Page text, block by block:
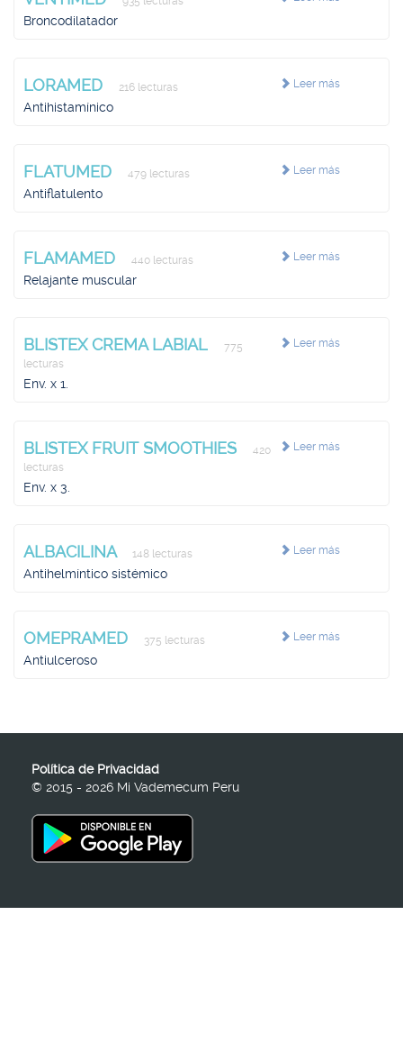
Broncodilatador
Leer más
LORAMED 216 lecturas
Antihistamínico
Leer más
FLATUMED 479 lecturas
Antiflatulento
Leer más
FLAMAMED 440 lecturas
Relajante muscular
Leer más
BLISTEX CREMA LABIAL
775
lecturas
Env. x 1.
Leer más
BLISTEX FRUIT SMOOTHIES
420
lecturas
Env. x 3.
Leer más
ALBACILINA 148 lecturas
Antihelmíntico sistémico
Leer más
OMEPRAMED 375 lecturas
Antiulceroso
Política de Privacidad
© 2015 - 2026 Mi Vademecum Peru